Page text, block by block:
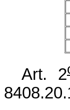
Art. 2